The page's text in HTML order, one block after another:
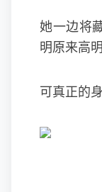
她一边将
明原来高
可真正的